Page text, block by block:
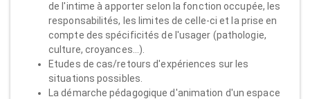
de l'intime à apporter selon la fonction occupée, les
responsabilités, les limites de celle-ci et la prise en
compte des spécificités de l'usager (pathologie,
culture, croyances…).
Etudes de cas/retours d'expériences sur les
situations possibles.
La démarche pédagogique d'animation d'un espace